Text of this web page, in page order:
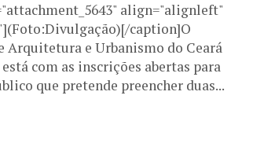
align="alignleft"
caption]O
Arquitetura e Urbanismo do Ceará
está com as inscrições abertas para
que pretende preencher duas...